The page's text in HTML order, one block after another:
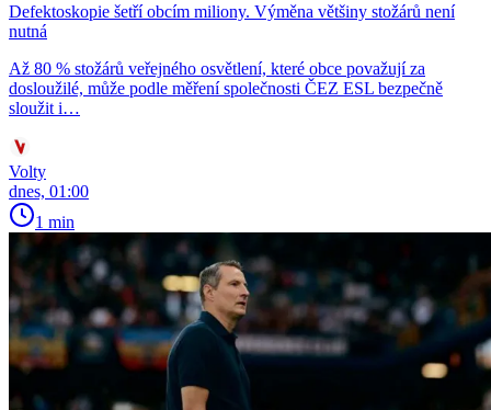
Defektoskopie šetří obcím miliony. Výměna většiny stožárů není
nutná
Až 80 % stožárů veřejného osvětlení, které obce považují za
dosloužilé, může podle měření společnosti ČEZ ESL bezpečně
sloužit i…
Volty
dnes, 01:00
1 min